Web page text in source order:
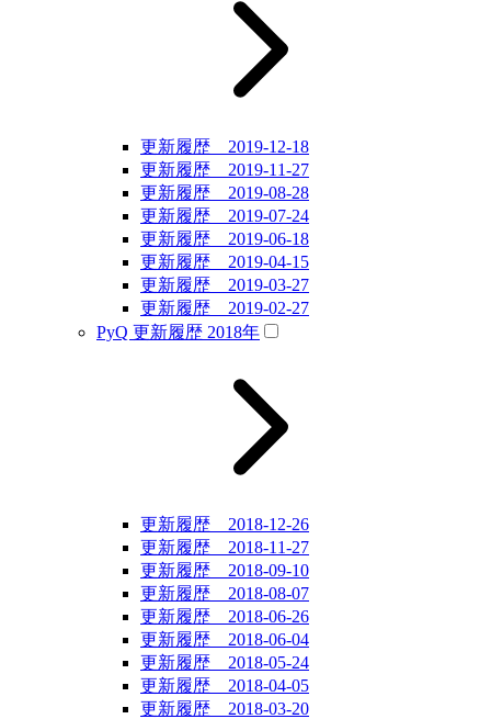
更新履歴 2019-12-18
更新履歴 2019-11-27
更新履歴 2019-08-28
更新履歴 2019-07-24
更新履歴 2019-06-18
更新履歴 2019-04-15
更新履歴 2019-03-27
更新履歴 2019-02-27
PyQ 更新履歴 2018年
更新履歴 2018-12-26
更新履歴 2018-11-27
更新履歴 2018-09-10
更新履歴 2018-08-07
更新履歴 2018-06-26
更新履歴 2018-06-04
更新履歴 2018-05-24
更新履歴 2018-04-05
更新履歴 2018-03-20